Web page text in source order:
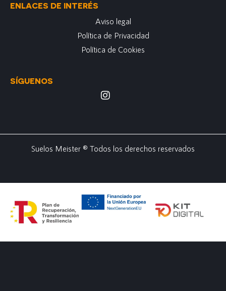
ENLACES DE INTERÉS
Aviso legal
Política de Privacidad
Política de Cookies
SÍGUENOS
Suelos Meister ® Todos los derechos reservados